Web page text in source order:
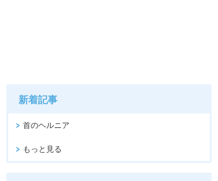
新着記事
首のヘルニア
もっと見る